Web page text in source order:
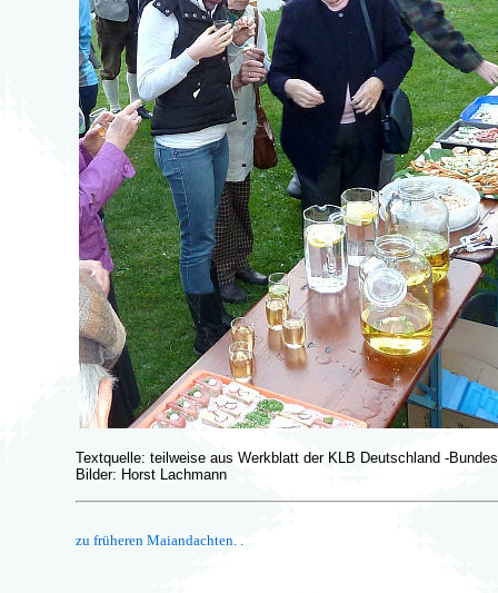
Textquelle: teilweise aus Werkblatt der KLB Deutschland -
Bilder: Horst Lachmann
zu früheren Maiandachten. .